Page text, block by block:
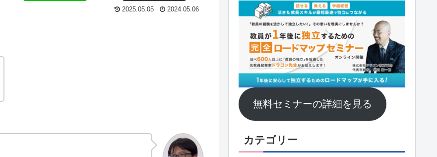
2025.05.05 2024.05.06
無料セミナーの詳細を見る
カテゴリー